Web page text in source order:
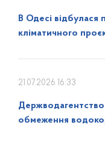
В Одесі відбулася
кліматичного
21.07.2026 16:33
обмеження